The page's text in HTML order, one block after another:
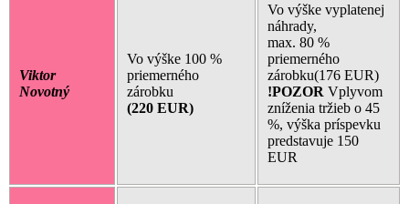
Viktor
Novotný
Vo výške 100 %
priemerného
zárobku
(220 EUR)
Vo výške vyplatenej
náhrady,
max. 80 %
priemerného
zárobku(176 EUR)
!POZOR Vplyvom
zníženia tržieb o 45
%, výška príspevku
predstavuje 150
EUR